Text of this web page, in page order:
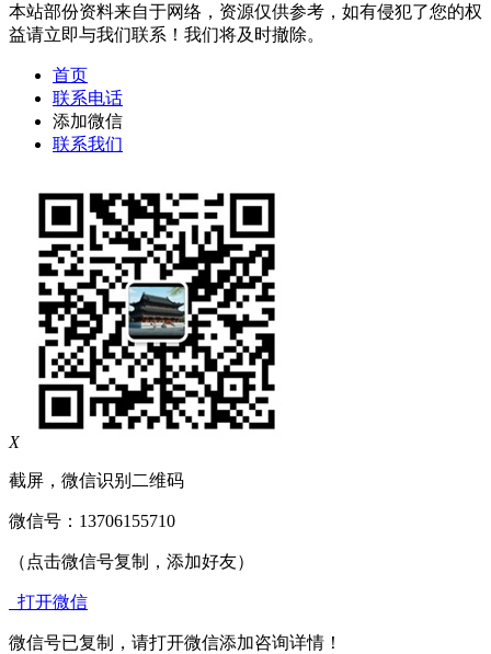
本站部份资料来自于网络，资源仅供参考，如有侵犯了您的权
益请立即与我们联系！我们将及时撤除。
首页
联系电话
添加微信
联系我们
X
截屏，微信识别二维码
微信号： 13706155710
（点击微信号复制，添加好友）
打开微信
微信号已复制，请打开微信添加咨询详情！